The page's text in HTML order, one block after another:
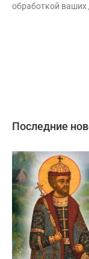
обработкой ваших
Последние